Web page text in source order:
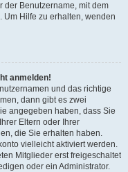
der Benutzername, mit dem
Um Hilfe zu erhalten, wenden
anmelden!
und das richtige
dann gibt es zwei
angegeben haben, dass Sie
Eltern oder Ihrer
die Sie erhalten haben.
vielleicht aktiviert werden.
Mitglieder erst freigeschaltet
oder ein Administrator.